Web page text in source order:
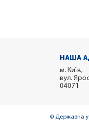
НАША
м. Київ,
вул.
04071
© Державна